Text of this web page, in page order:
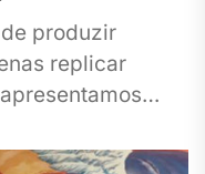
produzir
replicar